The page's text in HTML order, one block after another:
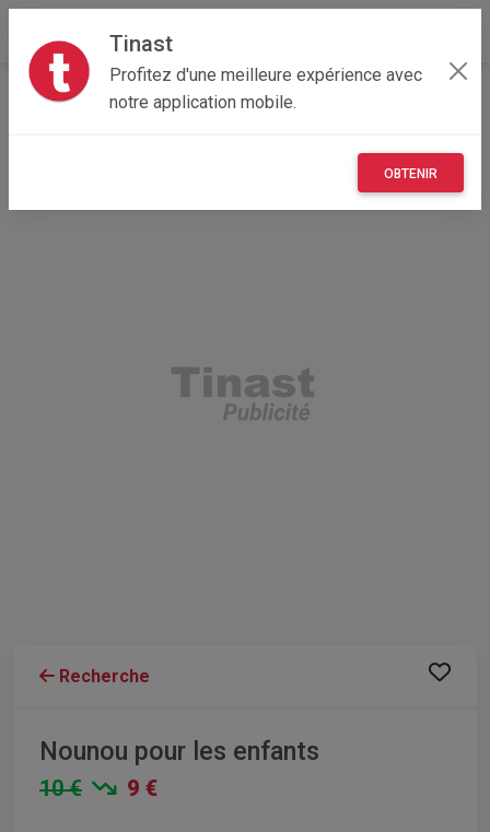
Tinast
Profitez d'une meilleure expérience avec
notre application mobile.
OBTENIR
Accueil Autres Occitanie
31 - Haute-Garonne
Recherche
Nounou pour les enfants
10 € 9 €